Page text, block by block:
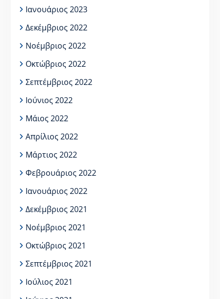
Ιανουάριος 2023
Δεκέμβριος 2022
Νοέμβριος 2022
Οκτώβριος 2022
Σεπτέμβριος 2022
Ιούνιος 2022
Μάιος 2022
Απρίλιος 2022
Μάρτιος 2022
Φεβρουάριος 2022
Ιανουάριος 2022
Δεκέμβριος 2021
Νοέμβριος 2021
Οκτώβριος 2021
Σεπτέμβριος 2021
Ιούλιος 2021